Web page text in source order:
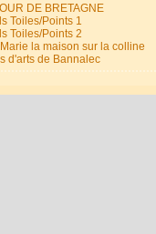
DE BRETAGNE
Toiles/Points 1
Toiles/Points 2
la maison sur la colline
d'arts de Bannalec